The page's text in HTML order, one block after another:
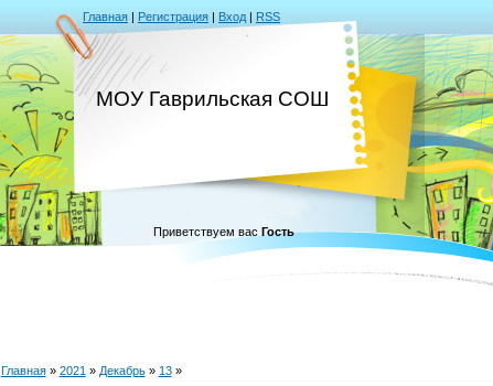
Главная | Регистрация | Вход | RSS
МОУ Гаврильская СОШ
Приветствуем вас Гость
Главная » 2021 » Декабрь » 13 »